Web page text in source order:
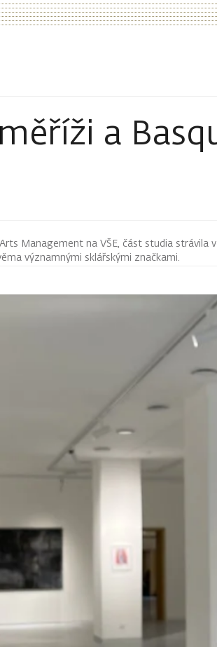
a
Management na VŠE, část studia strávila
významnými sklářskými značkami.